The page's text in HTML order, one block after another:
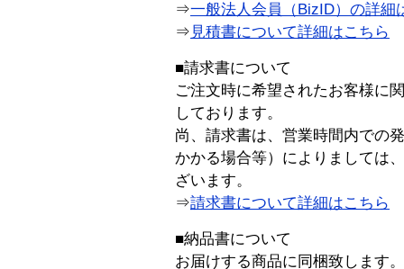
⇒一般法人会員（BizID）の詳細
⇒ 見積書について詳細はこちら
■請求書について
ご注文時に希望されたお客様に
しております。
尚、請求書は、営業時間内での
かかる場合等）によりましては
ざいます。
⇒請求書について詳細はこちら
■納品書について
お届けする商品に同梱致します。